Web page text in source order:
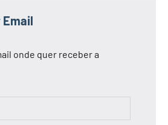
Email
onde quer receber a